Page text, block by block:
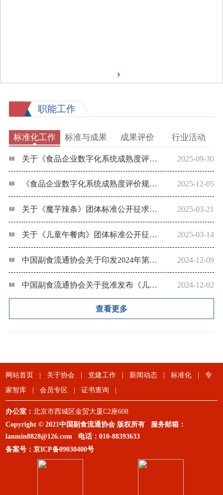
职能工作
标准化工作 标准与成果 成果评价 行业活动
关于《食品企业数字化系统成熟度评价规范》《食品企业数据要素管理规范》团体标准公开征求意见的通知 2025-09-30
《食品企业数字化系统成熟度评价规范》《食品企业数据要素管理规范》团体标准通过审查 2025-12-05
关于《魔芋辣条》团体标准公开征求意见的通知 2025-03-21
关于《儿童午餐肉》团体标准公开征求意见的通知 2025-03-14
中国副食流通协会关于印发2024年第六批团体标准项目计划的通知 2024-12-09
中国副食流通协会关于批准发布《儿童果糕》《儿童意面》团体标准的公告 2024-12-02
查看更多
网站首页 | 关于协会 | 党建工作 | 新闻动态 | 标准化 |
专
家智库
| 会员专区 | 证书查询 |
办公室：北京市西城区金贸大厦C2座608
Copyright © 2021中国副食流通协会 版权所有 服务邮箱：
lanmin8828@126.com 电话：010-88393633
备案号：京ICP备09030400号